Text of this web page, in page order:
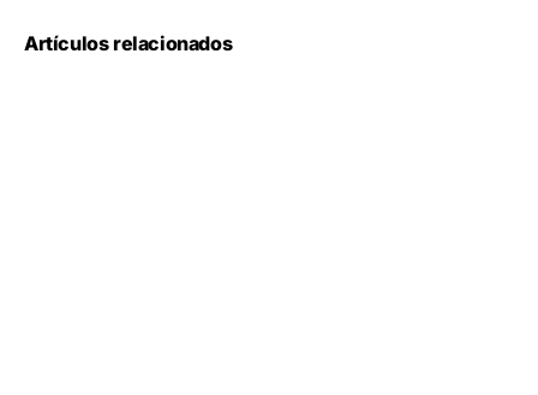
Artículos relacionados